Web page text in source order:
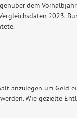
dem
2023.
anzulegen um Geld
Wie gezielte